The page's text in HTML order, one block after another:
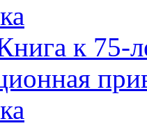
к 75-